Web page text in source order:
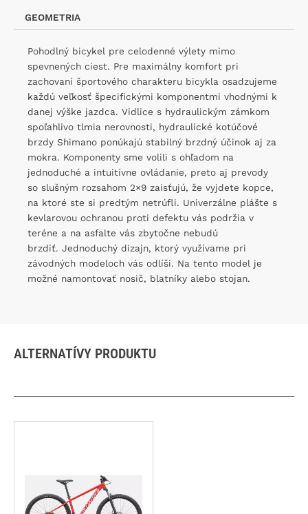
GEOMETRIA
Pohodlný bicykel pre celodenné výlety mimo
spevnených ciest. Pre maximálny komfort pri
zachovaní športového charakteru bicykla osadzujeme
každú veľkosť špecifickými komponentmi vhodnými k
danej výške jazdca. Vidlice s hydraulickým zámkom
spoľahlivo tlmia nerovnosti, hydraulické kotúčové
brzdy Shimano ponúkajú stabilný brzdný účinok aj za
mokra. Komponenty sme volili s ohľadom na
jednoduché a intuitívne ovládanie, preto aj prevody
so slušným rozsahom 2×9 zaisťujú, že vyjdete kopce,
na ktoré ste si predtým netrúfli. Univerzálne plášte s
kevlarovou ochranou proti defektu vás podržia v
teréne a na asfalte vás zbytočne nebudú
brzdiť. Jednoduchý dizajn, ktorý využívame pri
závodných modeloch vás odlíši. Na tento model je
možné namontovať nosič, blatníky alebo stojan.
ALTERNATÍVY PRODUKTU
Možnosti